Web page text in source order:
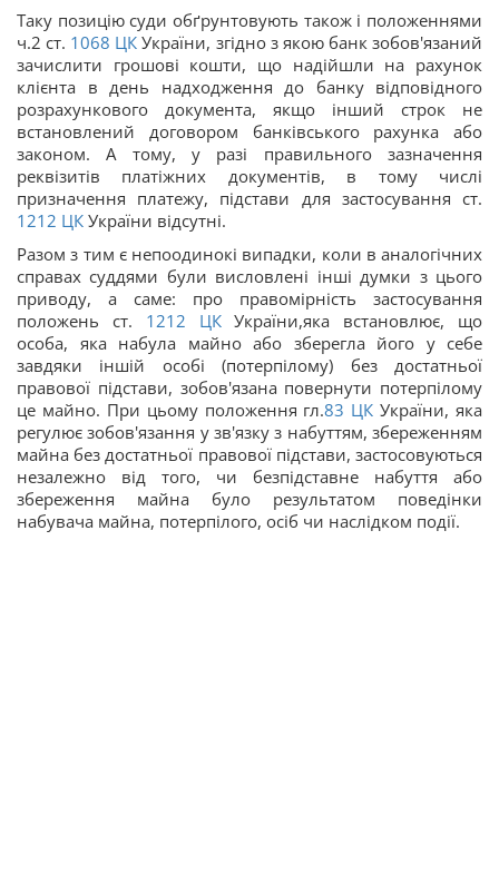
Таку позицію суди обґрунтовують також і положеннями
ч.2 ст. 1068 ЦК України, згідно з якою банк зобов'язаний
зачислити грошові кошти, що надійшли на рахунок
клієнта в день надходження до банку відповідного
розрахункового документа, якщо інший строк не
встановлений договором банківського рахунка або
законом. А тому, у разі правильного зазначення
реквізитів платіжних документів, в тому числі
призначення платежу, підстави для застосування ст.
1212 ЦК України відсутні.
Разом з тим є непоодинокі випадки, коли в аналогічних
справах суддями були висловлені інші думки з цього
приводу, а саме: про правомірність застосування
положень ст. 1212 ЦКУкраїни,яка встановлює, що
особа, яка набула майно або зберегла його у себе
завдяки іншій особі (потерпілому) без достатньої
правової підстави, зобов'язана повернути потерпілому
це майно. При цьому положення гл.83 ЦК України, яка
регулює зобов'язання у зв'язку з набуттям, збереженням
майна без достатньої правової підстави, застосовуються
незалежно від того, чи безпідставне набуття або
збереження майна було результатом поведінки
набувача майна, потерпілого, осіб чи наслідком події.